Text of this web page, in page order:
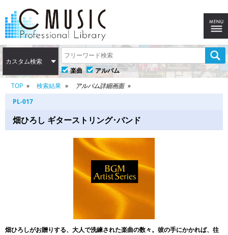
カスタム検索
楽曲
アルバム
TOP
検索結果
アルバム詳細画面
PL-017
畑ひろし ギターストリング･バンド
畑ひろしがお贈りする、大人で洗練された楽曲の数々。彼の手にかかれば、往